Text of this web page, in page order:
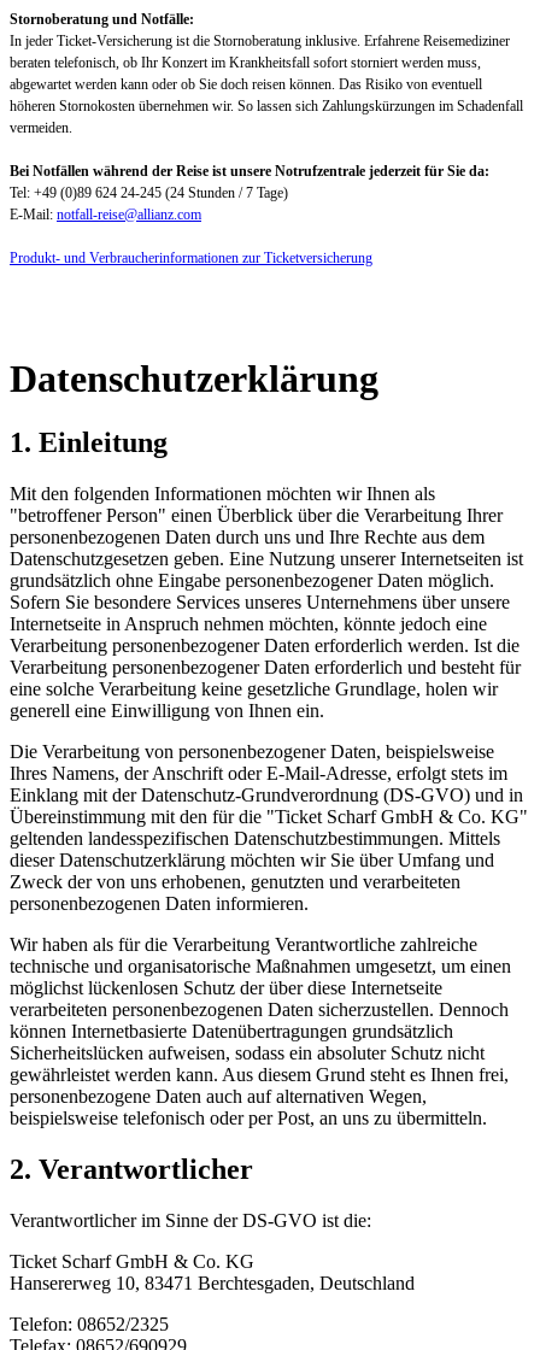
Stornoberatung und Notfälle:
In jeder Ticket-Versicherung ist die Stornoberatung inklusive. Erfahrene Reisemediziner
beraten telefonisch, ob Ihr Konzert im Krankheitsfall sofort storniert werden muss,
abgewartet werden kann oder ob Sie doch reisen können. Das Risiko von eventuell
höheren Stornokosten übernehmen wir. So lassen sich Zahlungskürzungen im Schadenfall
vermeiden.
Bei Notfällen während der Reise ist unsere Notrufzentrale jederzeit für Sie da:
Tel: +49 (0)89 624 24-245 (24 Stunden / 7 Tage)
E-Mail: notfall-reise@allianz.com
Produkt- und Verbraucherinformationen zur Ticketversicherung
Datenschutzerklärung
1. Einleitung
Mit den folgenden Informationen möchten wir Ihnen als
"betroffener Person" einen Überblick über die Verarbeitung Ihrer
personenbezogenen Daten durch uns und Ihre Rechte aus dem
Datenschutzgesetzen geben. Eine Nutzung unserer Internetseiten ist
grundsätzlich ohne Eingabe personenbezogener Daten möglich.
Sofern Sie besondere Services unseres Unternehmens über unsere
Internetseite in Anspruch nehmen möchten, könnte jedoch eine
Verarbeitung personenbezogener Daten erforderlich werden. Ist die
Verarbeitung personenbezogener Daten erforderlich und besteht für
eine solche Verarbeitung keine gesetzliche Grundlage, holen wir
generell eine Einwilligung von Ihnen ein.
Die Verarbeitung von personenbezogener Daten, beispielsweise
Ihres Namens, der Anschrift oder E-Mail-Adresse, erfolgt stets im
Einklang mit der Datenschutz-Grundverordnung (DS-GVO) und in
Übereinstimmung mit den für die "Ticket Scharf GmbH & Co. KG"
geltenden landesspezifischen Datenschutzbestimmungen. Mittels
dieser Datenschutzerklärung möchten wir Sie über Umfang und
Zweck der von uns erhobenen, genutzten und verarbeiteten
personenbezogenen Daten informieren.
Wir haben als für die Verarbeitung Verantwortliche zahlreiche
technische und organisatorische Maßnahmen umgesetzt, um einen
möglichst lückenlosen Schutz der über diese Internetseite
verarbeiteten personenbezogenen Daten sicherzustellen. Dennoch
können Internetbasierte Datenübertragungen grundsätzlich
Sicherheitslücken aufweisen, sodass ein absoluter Schutz nicht
gewährleistet werden kann. Aus diesem Grund steht es Ihnen frei,
personenbezogene Daten auch auf alternativen Wegen,
beispielsweise telefonisch oder per Post, an uns zu übermitteln.
2. Verantwortlicher
Verantwortlicher im Sinne der DS-GVO ist die:
Ticket Scharf GmbH & Co. KG
Hansererweg 10, 83471 Berchtesgaden, Deutschland
Telefon: 08652/2325
Telefax: 08652/690929